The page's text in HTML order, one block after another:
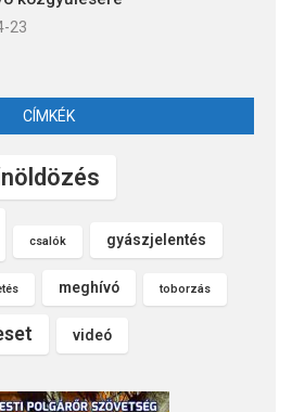
23
CÍMKÉK
csalók gyászjelentés
meghívó toborzás
videó